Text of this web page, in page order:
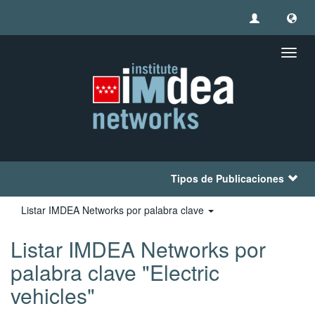
Tipos de Publicaciones
Listar IMDEA Networks por palabra clave
Listar IMDEA Networks por
palabra clave "Electric
vehicles"